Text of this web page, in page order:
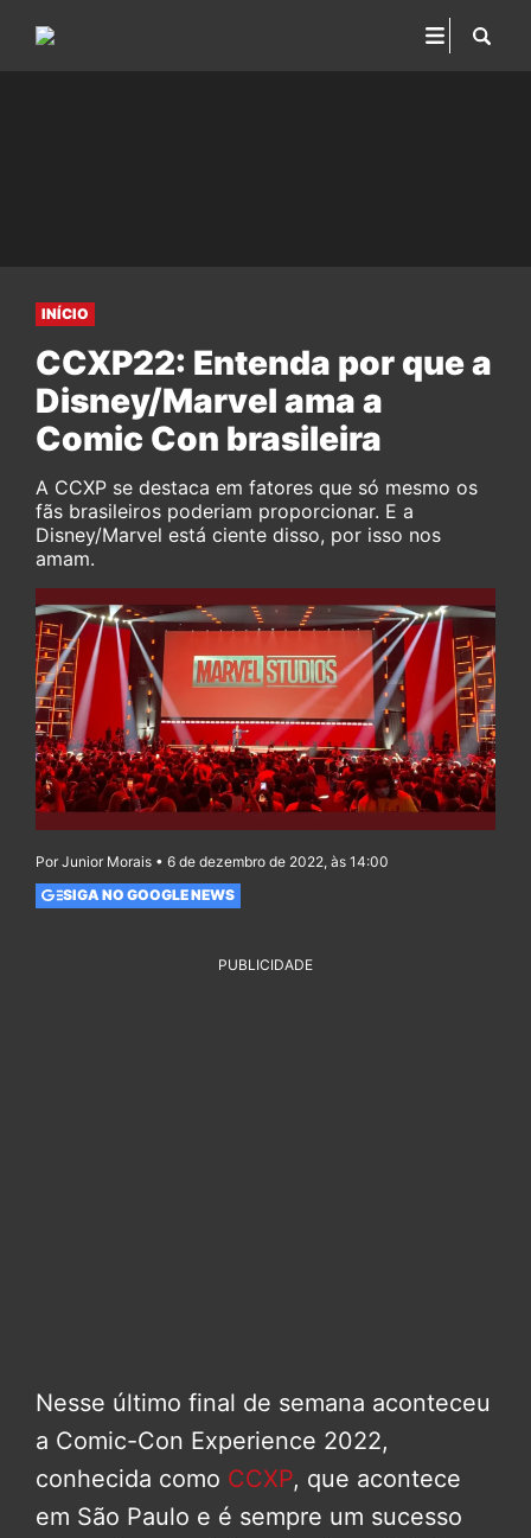
INÍCIO
CCXP22: Entenda por que a
Disney/Marvel ama a
Comic Con brasileira
A CCXP se destaca em fatores que só mesmo os
fãs brasileiros poderiam proporcionar. E a
Disney/Marvel está ciente disso, por isso nos
amam.
Por Junior Morais • 6 de dezembro de 2022, às 14:00
SIGA NO GOOGLE NEWS
PUBLICIDADE
Nesse último final de semana aconteceu
a Comic-Con Experience 2022,
conhecida como CCXP, que acontece
em São Paulo e é sempre um sucesso